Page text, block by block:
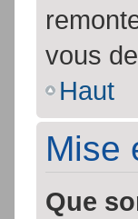
vous
Haut
Mise
Que